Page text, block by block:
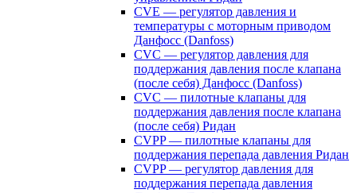
CVE — регулятор давления и
температуры с моторным приводом
Данфосс (Danfoss)
CVС — регулятор давления для
поддержания давления после клапана
(после себя) Данфосс (Danfoss)
CVС — пилотные клапаны для
поддержания давления после клапана
(после себя) Ридан
CVPP — пилотные клапаны для
поддержания перепада давления Ридан
CVPP — регулятор давления для
поддержания перепада давления